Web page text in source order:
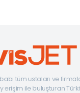
tüm ustaları ve
erişim ile buluşturan